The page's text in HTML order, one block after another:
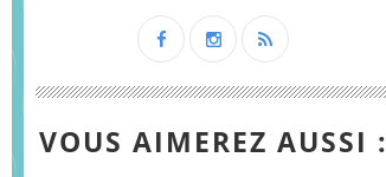
VOUS AIMEREZ AUSSI :